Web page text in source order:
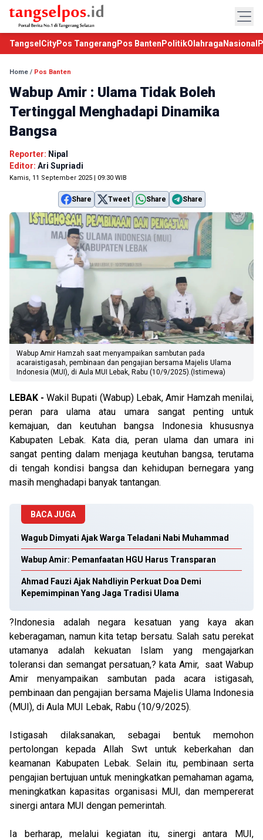
TangselCityPos Tangerang Pos Banten PolitikOlahraga Nasional
Home / Pos Banten
Wabup Amir : Ulama Tidak Boleh
Tertinggal Menghadapi Dinamika
Bangsa
Reporter: Nipal
Editor: Ari Supriadi
Kamis, 11 September 2025 | 09:30 WIB
Share Tweet Share Share
Wabup Amir Hamzah saat menyampaikan sambutan pada
acaraistigasah, pembinaan dan pengajian bersama Majelis Ulama
Indonesia (MUI), di Aula MUI Lebak, Rabu (10/9/2025).(Istimewa)
LEBAK -Wakil Bupati (Wabup) Lebak, Amir Hamzah menilai,
peran para ulama atau umara sangat penting untuk
kemajuan, dan keutuhan bangsa Indonesia khususnya
Kabupaten Lebak. Kata dia, peran ulama dan umara ini
sangat penting dalam menjaga keutuhan bangsa, terutama
di tengah kondisi bangsa dan kehidupan bernegara yang
masih menghadapi banyak tantangan.
BACA JUGA
Wagub Dimyati Ajak Warga Teladani Nabi Muhammad
Wabup Amir: Pemanfaatan HGU Harus Transparan
Ahmad Fauzi Ajak Nahdliyin Perkuat Doa Demi
Kepemimpinan Yang Jaga Tradisi Ulama
?Indonesia adalah negara kesatuan yang kaya akan
keberagaman, namun kita tetap bersatu. Salah satu perekat
utamanya adalah kekuatan Islam yang mengajarkan
toleransi dan semangat persatuan,? kata Amir, saat Wabup
Amir menyampaikan sambutan pada acara istigasah,
pembinaan dan pengajian bersama Majelis Ulama Indonesia
(MUI), di Aula MUI Lebak, Rabu (10/9/2025).
Istigasah dilaksanakan, sebagai bentuk memohon
pertolongan kepada Allah Swt untuk keberkahan dan
keamanan Kabupaten Lebak. Selain itu, pembinaan serta
pengajian bertujuan untuk meningkatkan pemahaman agama,
meningkatkan kapasitas organisasi MUI, dan mempererat
sinergi antara MUI dengan pemerintah.
Ia berharap, melalui kegiatan itu, sinergi antara MUI,